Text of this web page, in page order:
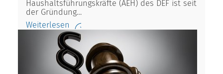
Haushaltsführungskräfte (AEH) des DEF ist seit
der Gründung…
Weiterlesen